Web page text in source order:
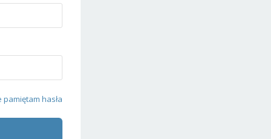
pamiętam hasła